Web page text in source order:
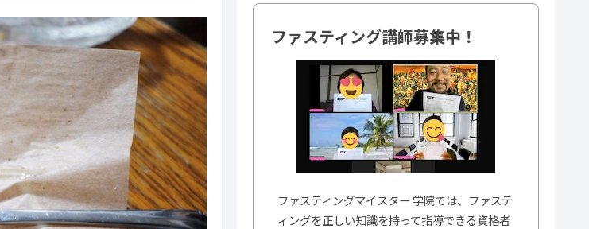
ファスティング講師募集中！
ファスティングマイスター 学院では、ファステ
ィングを正しい知識を持って指導できる資格者